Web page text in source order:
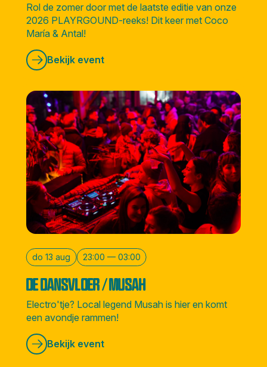
Rol de zomer door met de laatste editie van onze
2026 PLAYRGOUND-reeks! Dit keer met Coco
María & Antal!
Bekijk event
do 13 aug 23:00 — 03:00
DE DANSVLOER / MUSAH
Electro'tje? Local legend Musah is hier en komt
een avondje rammen!
Bekijk event